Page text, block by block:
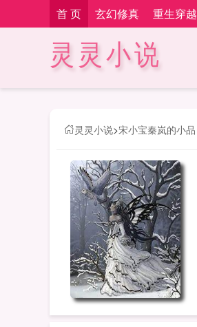
首 页 玄幻修真 重生穿越
灵灵小说
灵灵小说>宋小宝秦岚的小品